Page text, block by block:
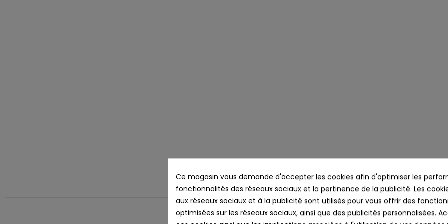
Description Détails du produit
Ce magasin vous demande d'accepter les cookies afin d'optimiser les
fonctionnalités des réseaux sociaux et la pertinence de la publicité. Les
aux réseaux sociaux et à la publicité sont utilisés pour vous offrir des
optimisées sur les réseaux sociaux, ainsi que des publicités personnalisées.